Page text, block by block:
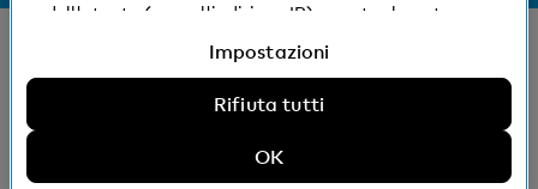
Succursali e Bancomat
Note legali
Dichiarazione sulla protezione dei dati
SAI
dell'utente (come l'indirizzo IP), eventualmente
modificare le impostazioni per l'uso di cookie e
relativa divulgazione di dati. Ulteriori informazioni:
Impostazioni
Rifiuta tutti
OK